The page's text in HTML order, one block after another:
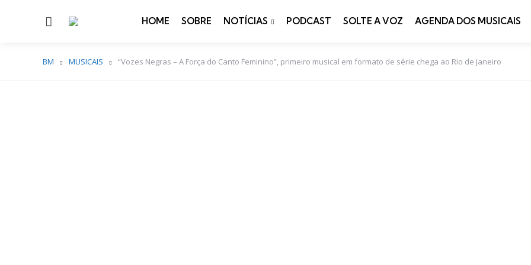
Menu HOME SOBRE NOTÍCIAS PODCAST SOLTE A VOZ AGENDA DOS MUSICAIS
BM MUSICAIS “Vozes Negras – A Força do Canto Feminino”, primeiro musical em formato de série chega ao Rio de Janeiro